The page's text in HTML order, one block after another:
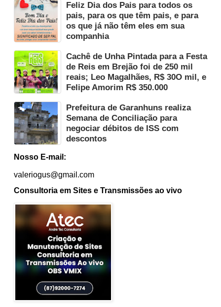
Feliz Dia dos Pais para todos os
pais, para os que têm pais, e para
os que já não têm eles em sua
companhia
Cachê de Unha Pintada para a Festa
de Reis em Brejão foi de 250 mil
reais; Leo Magalhães, R$ 30O mil, e
Felipe Amorim R$ 350.000
Prefeitura de Garanhuns realiza
Semana de Conciliação para
negociar débitos de ISS com
descontos
Nosso E-mail:
valeriogus@gmail.com
Consultoria em Sites e Transmissões ao vivo